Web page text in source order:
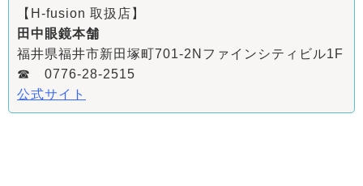
【H-fusion 取扱店】
田中眼鏡本舗
福井県福井市新田塚町701-2Nファインシティビル1F
☎ 0776-28-2515
公式サイト